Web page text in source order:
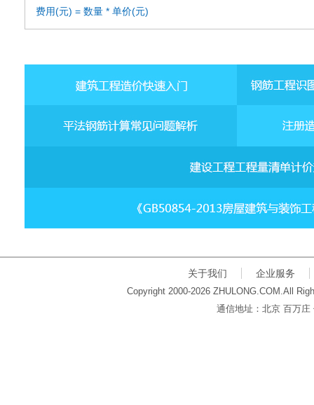
费用(元) = 数量 * 单价(元)
关于我们 企业服务
Copyright 2000-2026 ZHULONG.COM.All
通信地址：北京 百万